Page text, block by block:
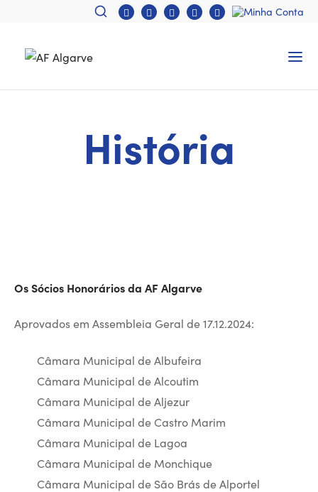
História
Os Sócios Honorários da AF Algarve
Aprovados em Assembleia Geral de 17.12.2024:
Câmara Municipal de Albufeira
Câmara Municipal de Alcoutim
Câmara Municipal de Aljezur
Câmara Municipal de Castro Marim
Câmara Municipal de Lagoa
Câmara Municipal de Monchique
Câmara Municipal de São Brás de Alportel